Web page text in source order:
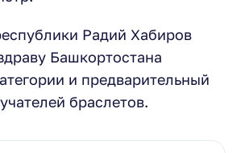
Радий Хабиров
Башкортостана
и предварительный
браслетов.